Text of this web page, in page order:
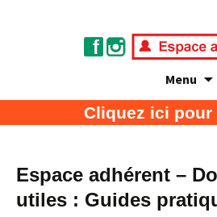
Menu
CLCV Val de
Association de défense
Cliquez ici pour
Espace adhérent –
utiles : Guides